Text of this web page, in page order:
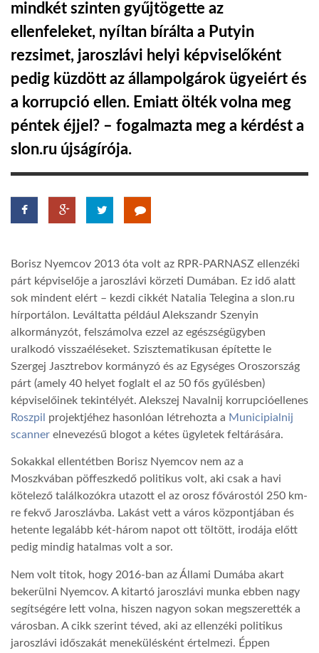
HÍR3D
TROPICALMAGAZIN
GLOBOTV
AFRIKA TUDÁSTÁR
A NAP SZÉPE
GLOBOZSARU
DOBRAVERO.HU
LATIMO.HU
GLOBOBOOK
mindkét szinten gyűjtögette az
ellenfeleket, nyíltan bírálta a Putyin
rezsimet, jaroszlávi helyi képviselőként
pedig küzdött az állampolgárok ügyeiért és
a korrupció ellen. Emiatt ölték volna meg
péntek éjjel? – fogalmazta meg a kérdést a
slon.ru újságírója.
Borisz Nyemcov 2013 óta volt az RPR-PARNASZ ellenzéki
párt képviselője a jaroszlávi körzeti Dumában. Ez idő alatt
sok mindent elért – kezdi cikkét Natalia Telegina a slon.ru
hírportálon. Leváltatta például Alekszandr Szenyin
alkormányzót, felszámolva ezzel az egészségügyben
uralkodó visszaéléseket. Szisztematikusan építette le
Szergej Jasztrebov kormányzó és az Egységes Oroszország
párt (amely 40 helyet foglalt el az 50 fős gyűlésben)
képviselőinek tekintélyét. Alekszej Navalnij korrupcióellenes
Roszpil
projektjéhez hasonlóan létrehozta a Municipialnij
scanner elnevezésű blogot a kétes ügyletek feltárására.
Sokakkal ellentétben Borisz Nyemcov nem az a
Moszkvában pöffeszkedő politikus volt, aki csak a havi
kötelező találkozókra utazott el az orosz fővárostól 250 km-
re fekvő Jaroszlávba. Lakást vett a város központjában és
hetente legalább két-három napot ott töltött, irodája előtt
pedig mindig hatalmas volt a sor.
Nem volt titok, hogy 2016-ban az Állami Dumába akart
bekerülni Nyemcov. A kitartó jaroszlávi munka ebben nagy
segítségére lett volna, hiszen nagyon sokan megszerették a
városban. A cikk szerint téved, aki az ellenzéki politikus
jaroszlávi időszakát menekülésként értelmezi. Éppen